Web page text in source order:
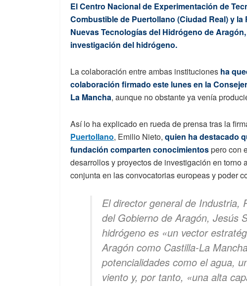
El Centro Nacional de Experimentación de
Combustible de Puertollano (Ciudad Real) y
Nuevas Tecnologías del Hidrógeno de
investigación del hidrógeno.
La colaboración entre ambas instituciones ha
colaboración firmado este lunes en la
La Mancha, aunque no obstante ya venía
Así lo ha explicado en rueda de prensa tras la
Puertollano, Emilio Nieto, quien ha destacado
fundación comparten conocimientospero con
desarrollos y proyectos de investigación en torno
conjunta en las convocatorias europeas y poder
El director general de Industria,
del Gobierno de Aragón, Jesús
hidrógeno es «un vector
Aragón como Castilla-La
potencialidades como el agua,
viento y, por tanto, «una alta